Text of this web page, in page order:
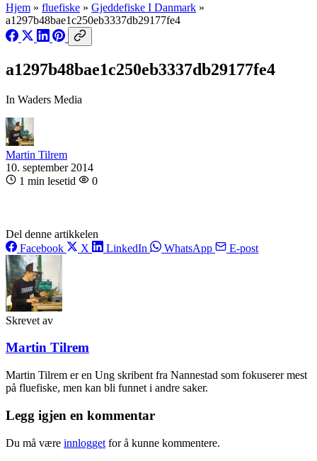
Hjem » fluefiske » Gjeddefiske I Danmark »
a1297b48bae1c250eb3337db29177fe4
a1297b48bae1c250eb3337db29177fe4
In Waders Media
Martin Tilrem
10. september 2014
1 min lesetid
0
Del denne artikkelen
Facebook
X LinkedIn WhatsApp E-post
Skrevet av
Martin Tilrem
Martin Tilrem er en Ung skribent fra Nannestad som fokuserer mest
på fluefiske, men kan bli funnet i andre saker.
Legg igjen en kommentar
Du må være innlogget for å kunne kommentere.